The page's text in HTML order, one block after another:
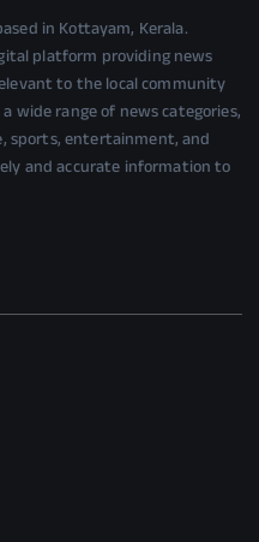
in Kottayam, Kerala.
platform providing news
to the local community
wide range of news categories,
sports, entertainment, and
and accurate information to